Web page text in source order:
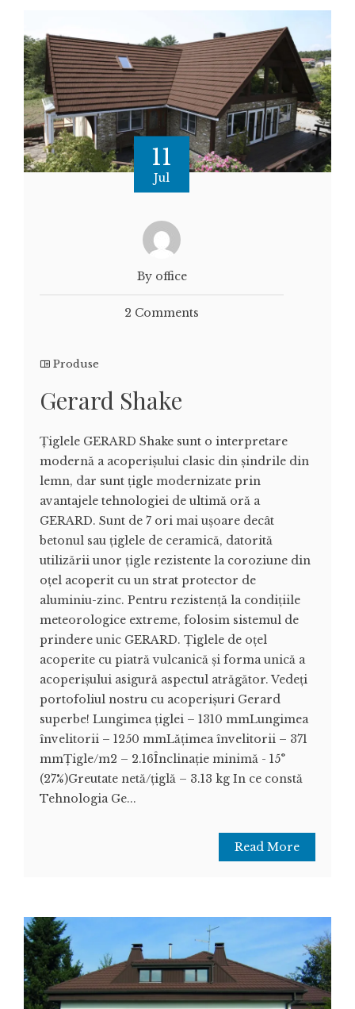
11
Jul
By office
2 Comments
Produse
Gerard Shake
Țiglele GERARD Shake sunt o interpretare
modernă a acoperișului clasic din șindrile din
lemn, dar sunt țigle modernizate prin
avantajele tehnologiei de ultimă oră a
GERARD. Sunt de 7 ori mai ușoare decât
betonul sau țiglele de ceramică, datorită
utilizării unor țigle rezistente la coroziune din
oțel acoperit cu un strat protector de
aluminiu-zinc. Pentru rezistență la condițiile
meteorologice extreme, folosim sistemul de
prindere unic GERARD. Țiglele de oțel
acoperite cu piatră vulcanică și forma unică a
acoperișului asigură aspectul atrăgător. Vedeți
portofoliul nostru cu acoperișuri Gerard
superbe! Lungimea țiglei – 1310 mmLungimea
învelitorii – 1250 mmLățimea învelitorii – 371
mmȚigle/m2 – 2.16Înclinație minimă - 15°
(27%)Greutate netă/țiglă – 3.13 kg In ce constă
Tehnologia Ge...
Read More